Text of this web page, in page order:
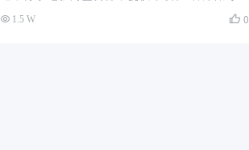
@bdbdndn11 群组介绍：这个电报电影机器人创建的
时间很长了，算是比较早的电影机器群了，主要提供
1.5 W  0